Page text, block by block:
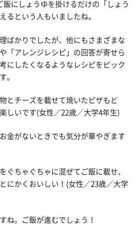
飯にしょうゆを掛けるだけの「しょう
るという人もいましたね。
ばかりでしたが、他にもさまざまな
「アレンジレシピ」の回答が寄せら
にしたくなるようなレシピをピック
。
とチーズを載せて焼いたピザもど
しいです(女性／22歳／大学4年生)
金がないときでも気分が華やぎます
ぐちゃぐちゃに混ぜてご飯に載せ、
にかくおいしい！(女性／23歳／大学
ね。ご飯が進むでしょう！